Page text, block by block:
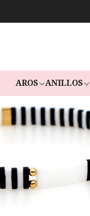
AROS ANILLOS